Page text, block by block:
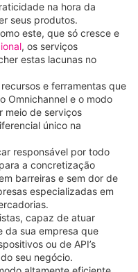
na hora da
seus produtos.
este, que só cresce e
, os serviços
estas lacunas no
e ferramentas que
Omnichannel e o modo
meio de serviços
único na
responsável por todo
a concretização
barreiras e sem dor de
especializadas em
capaz de atuar
da sua empresa que
ou de API’s
seu negócio.